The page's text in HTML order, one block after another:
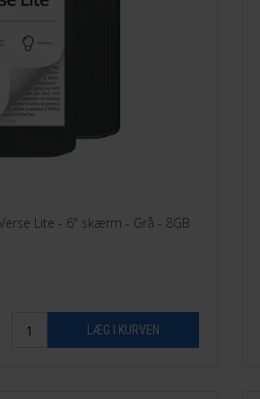
Lite - 6" skærm - Grå - 8GB